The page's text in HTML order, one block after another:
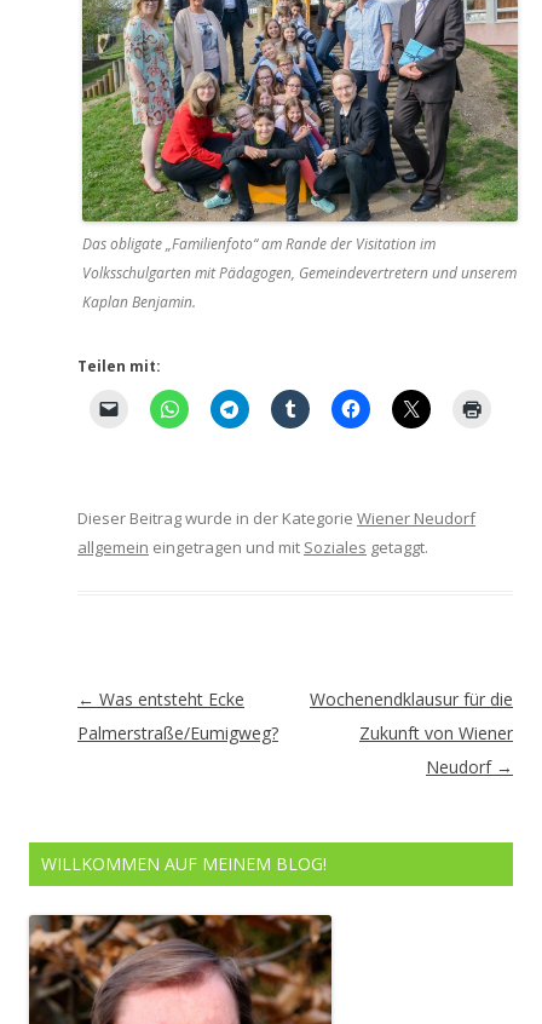
Das obligate „Familienfoto“ am Rande der Visitation im
Volksschulgarten mit Pädagogen, Gemeindevertretern und unserem
Kaplan Benjamin.
Teilen mit:
Dieser Beitrag wurde in der Kategorie Wiener Neudorf
allgemein eingetragen und mit Soziales getaggt.
Artikel-
Navigation
← Was entsteht Ecke
Palmerstraße/Eumigweg?
Wochenendklausur für die
Zukunft von Wiener
Neudorf →
WILLKOMMEN AUF MEINEM BLOG!